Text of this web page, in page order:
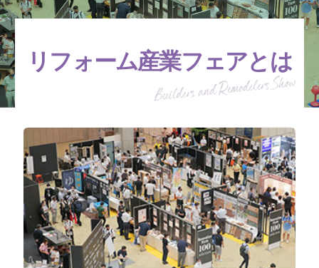
リフォーム産業フェアとは